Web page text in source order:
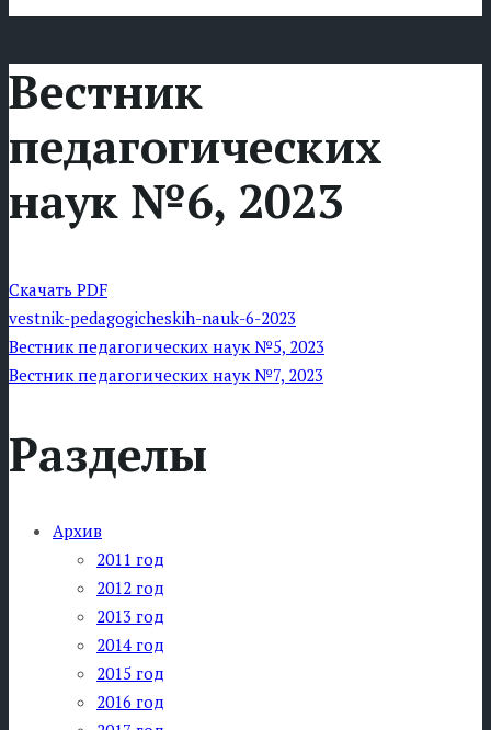
Вестник
педагогических
наук №6, 2023
Скачать PDF
vestnik-pedagogicheskih-nauk-6-2023
Навигация
по
записям
Вестник педагогических наук №5, 2023
Вестник педагогических наук №7, 2023
Разделы
Архив
2011 год
2012 год
2013 год
2014 год
2015 год
2016 год